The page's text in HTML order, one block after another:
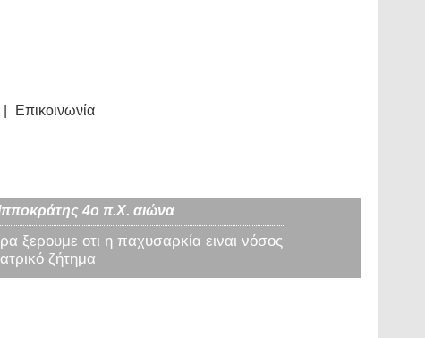
Επικοινωνία
4ο π.Χ. αιώνα
ξερουμε οτι η παχυσαρκία ειναι νόσος
ζήτημα